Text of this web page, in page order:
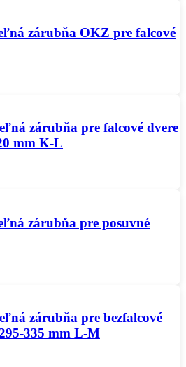
zárubňa OKZ pre falcové
zárubňa pre falcové dvere
mm K-L
zárubňa pre posuvné
zárubňa pre bezfalcové
335 mm L-M